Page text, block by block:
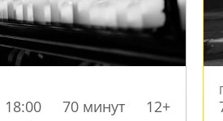
18:00 70 минут 12+